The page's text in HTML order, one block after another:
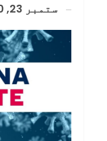
ستمبر 23, 2020